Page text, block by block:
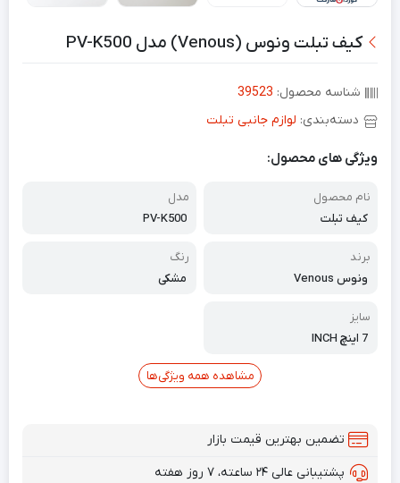
کیف تبلت ونوس (Venous) مدل PV-K500
شناسه محصول: 39523
دسته‌بندی: لوازم جانبی تبلت
ویژگی های محصول:
نام محصول
کیف تبلت
مدل
PV-K500
برند
ونوس Venous
رنگ
مشکی
سایز
7 اینچ INCH
مشاهده همه ویژگی‌ها
تضمین بهترین قیمت بازار
پشتیبانی عالی ۲۴ ساعته، ۷ روز هفته